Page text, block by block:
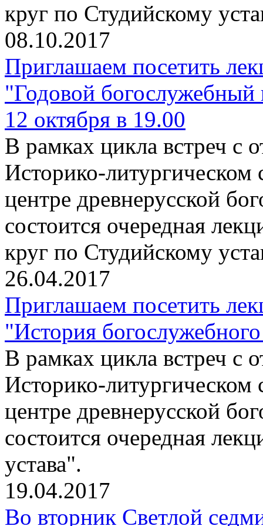
круг по Студийскому
08.10.2017
Приглашаем посетить
"Годовой богослужебный
12 октября в 19.00
В рамках цикла встреч
Историко-
центре древнерусской
состоится очередная
круг по Студийскому
26.04.2017
Приглашаем посетить
"История
В рамках цикла встреч
Историко-
центре древнерусской
состоится очередная
устава".
19.04.2017
Во вторник Светлой